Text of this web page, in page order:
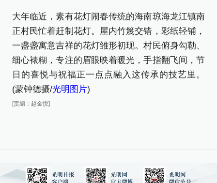
大年临近，素有花灯闹春传统的海南琼海龙江镇南
正村民忙着赶制花灯。屋内竹篾交错，彩纸轻铺，
一盏盏寓意吉祥的花灯雏形初现。村民俯身勾勒、
细心裱糊，专注的眉眼映着暖光，手指翻飞间，节
日的喜悦与祝福正一点点融入这传承的技艺里。
(蒙钟德摄/光明图片)
[责编：赵金悦]